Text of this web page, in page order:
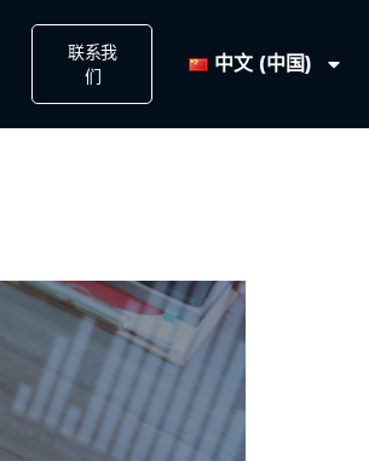
联系我
们​
中文 (中国)